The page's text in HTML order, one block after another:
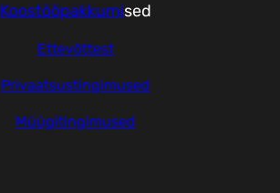
Koostööpakkumised
Ettevõttest
Privaatsustingimused
Müügitingimused